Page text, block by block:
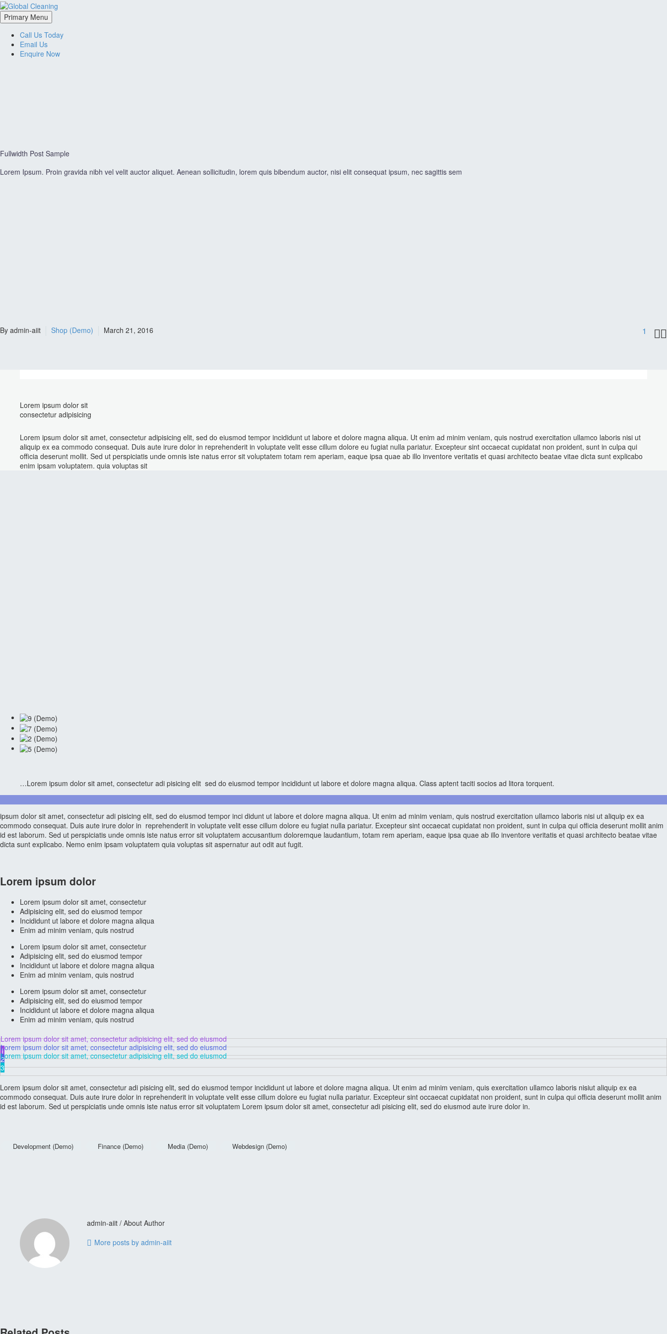
Primary Menu
Call Us Today
Email Us
Enquire Now
Fullwidth Post Sample
Lorem Ipsum. Proin gravida nibh vel velit auctor aliquet. Aenean sollicitudin, lorem quis bibendum auctor, nisi elit consequat ipsum, nec sagittis sem
1 
By admin-aiit Shop (Demo) March 21, 2016
Lorem ipsum dolor sit
consectetur adipisicing
Lorem ipsum dolor sit amet, consectetur adipisicing elit, sed do eiusmod tempor incididunt ut labore et dolore magna aliqua. Ut enim ad minim veniam, quis nostrud exercitation ullamco laboris nisi ut
aliquip ex ea commodo consequat. Duis aute irure dolor in reprehenderit in voluptate velit esse cillum dolore eu fugiat nulla pariatur. Excepteur sint occaecat cupidatat non proident, sunt in culpa qui
officia deserunt mollit. Sed ut perspiciatis unde omnis iste natus error sit voluptatem totam rem aperiam, eaque ipsa quae ab illo inventore veritatis et quasi architecto beatae vitae dicta sunt explicabo
enim ipsam voluptatem. quia voluptas sit
…Lorem ipsum dolor sit amet, consectetur adi pisicing elit sed do eiusmod tempor incididunt ut labore et dolore magna aliqua. Class aptent taciti socios ad litora torquent.
ipsum dolor sit amet, consectetur adi pisicing elit, sed do eiusmod tempor inci didunt ut labore et dolore magna aliqua. Ut enim ad minim veniam, quis nostrud exercitation ullamco laboris nisi ut aliquip ex ea
commodo consequat. Duis aute irure dolor in reprehenderit in voluptate velit esse cillum dolore eu fugiat nulla pariatur. Excepteur sint occaecat cupidatat non proident, sunt in culpa qui officia deserunt mollit anim
id est laborum. Sed ut perspiciatis unde omnis iste natus error sit voluptatem accusantium doloremque laudantium, totam rem aperiam, eaque ipsa quae ab illo inventore veritatis et quasi architecto beatae vitae
dicta sunt explicabo. Nemo enim ipsam voluptatem quia voluptas sit aspernatur aut odit aut fugit.
Lorem ipsum dolor
Lorem ipsum dolor sit amet, consectetur
Adipisicing elit, sed do eiusmod tempor
Incididunt ut labore et dolore magna aliqua
Enim ad minim veniam, quis nostrud
Lorem ipsum dolor sit amet, consectetur
Adipisicing elit, sed do eiusmod tempor
Incididunt ut labore et dolore magna aliqua
Enim ad minim veniam, quis nostrud
Lorem ipsum dolor sit amet, consectetur
Adipisicing elit, sed do eiusmod tempor
Incididunt ut labore et dolore magna aliqua
Enim ad minim veniam, quis nostrud
1
Lorem ipsum dolor sit amet, consectetur adipisicing elit, sed do eiusmod
2
Lorem ipsum dolor sit amet, consectetur adipisicing elit, sed do eiusmod
3
Lorem ipsum dolor sit amet, consectetur adipisicing elit, sed do eiusmod
Lorem ipsum dolor sit amet, consectetur adi pisicing elit, sed do eiusmod tempor incididunt ut labore et dolore magna aliqua. Ut enim ad minim veniam, quis exercitation ullamco laboris nisiut aliquip ex ea
commodo consequat. Duis aute irure dolor in reprehenderit in voluptate velit esse cillum dolore eu fugiat nulla pariatur. Excepteur sint occaecat cupidatat non proident, sunt in culpa qui officia deserunt mollit anim
id est laborum. Sed ut perspiciatis unde omnis iste natus error sit voluptatem Lorem ipsum dolor sit amet, consectetur adi pisicing elit, sed do eiusmod aute irure dolor in.
Development (Demo) Finance (Demo) Media (Demo) Webdesign (Demo)
admin-aiit / About Author
More posts by admin-aiit